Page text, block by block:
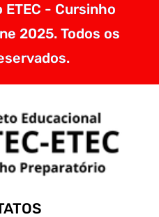
- Cursinho
2025. Todos os